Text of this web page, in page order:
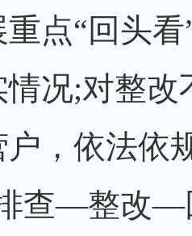
点“回头
况;对整改
，依法依
查—整改